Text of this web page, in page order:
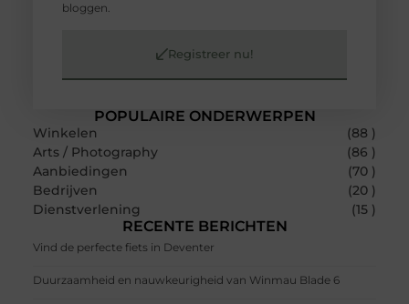
POPULAIRE ONDERWERPEN
Winkelen
(88 )
Arts / Photography
(86 )
Aanbiedingen
(70 )
Bedrijven
(20 )
Dienstverlening
(15 )
RECENTE BERICHTEN
Vind de perfecte fiets in Deventer
Duurzaamheid en nauwkeurigheid van Winmau Blade 6
bloggen.
Registreer nu!